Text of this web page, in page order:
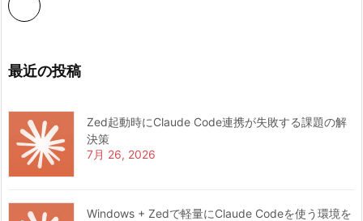
最近の投稿
Zed起動時にClaude Code連携が失敗する課題の解
決策
7月 26, 2026
Windows + Zedで軽量にClaude Codeを使う環境を